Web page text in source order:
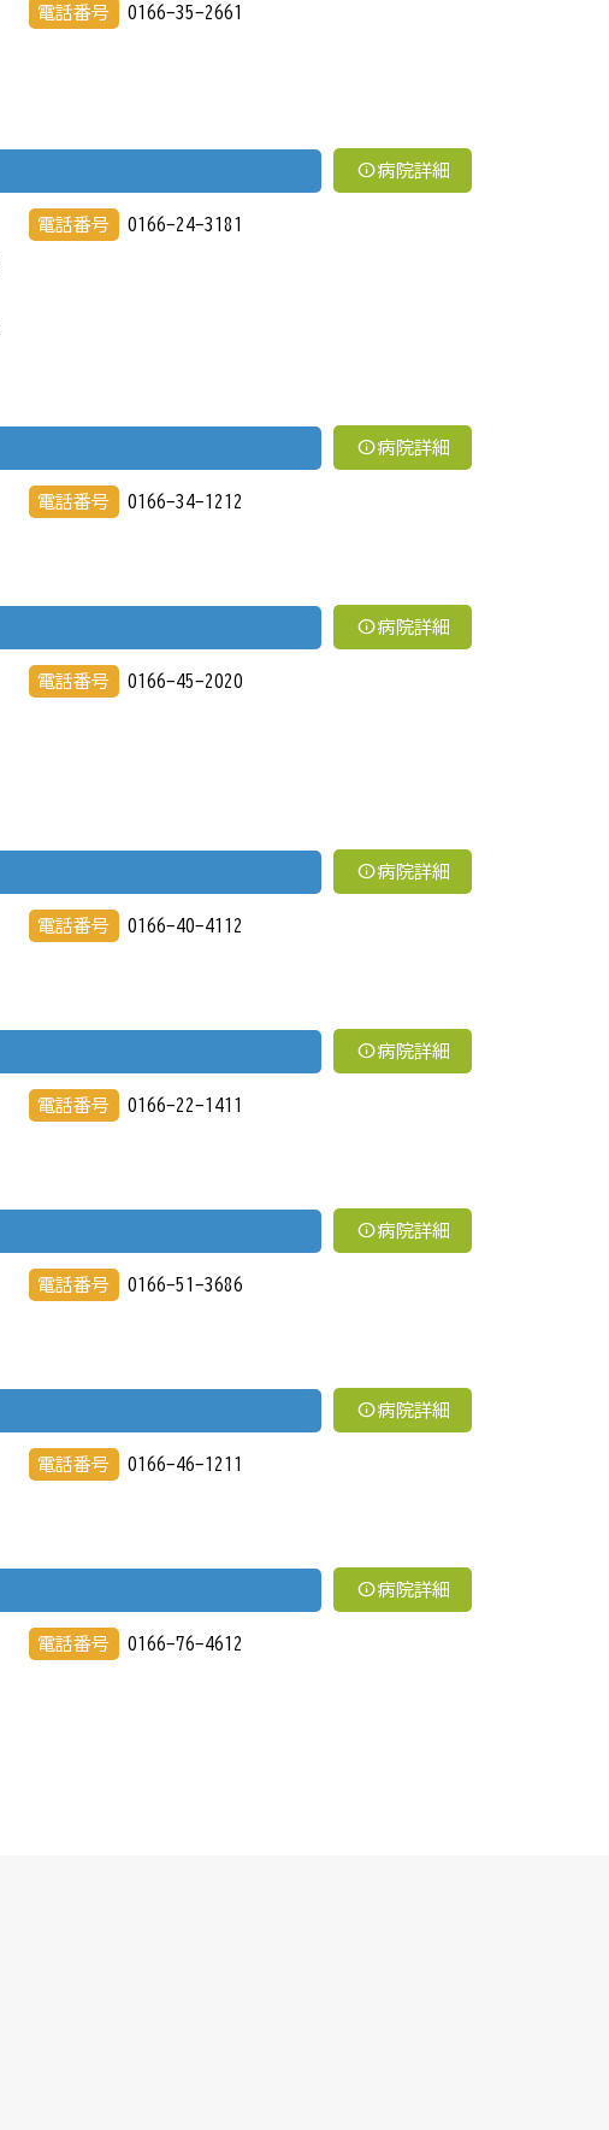
電話番号 0166-35-2661
info 病院詳細
電話番号 0166-24-3181
info 病院詳細
電話番号 0166-34-1212
info 病院詳細
電話番号 0166-45-2020
info 病院詳細
電話番号 0166-40-4112
info 病院詳細
電話番号 0166-22-1411
info 病院詳細
電話番号 0166-51-3686
info 病院詳細
電話番号 0166-46-1211
info 病院詳細
電話番号 0166-76-4612